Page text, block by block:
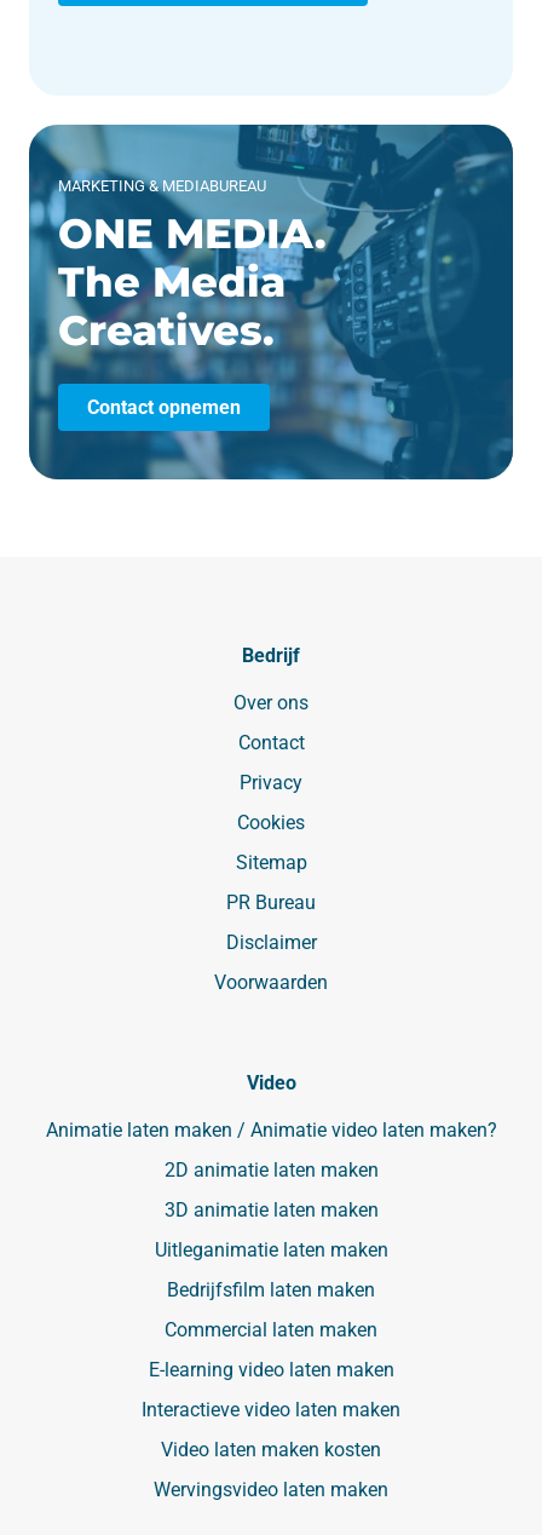
MARKETING & MEDIABUREAU
ONE MEDIA.
The Media
Creatives.
Contact opnemen
Bedrijf
Over ons
Contact
Privacy
Cookies
Sitemap
PR Bureau
Disclaimer
Voorwaarden
Video
Animatie laten maken / Animatie video laten maken?
2D animatie laten maken
3D animatie laten maken
Uitleganimatie laten maken
Bedrijfsfilm laten maken
Commercial laten maken
E-learning video laten maken
Interactieve video laten maken
Video laten maken kosten
Wervingsvideo laten maken